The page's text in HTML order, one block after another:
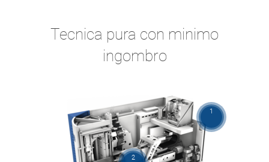
Tecnica pura con minimo
ingombro
1
2